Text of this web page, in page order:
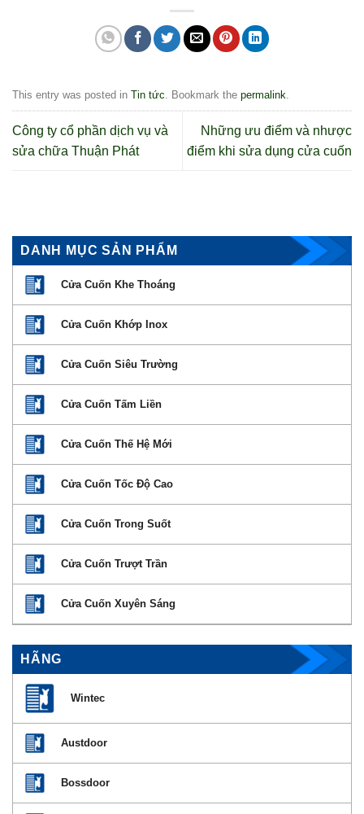
This entry was posted in Tin tức. Bookmark the permalink.
Công ty cổ phần dịch vụ và
sửa chữa Thuận Phát
Những ưu điểm và nhược
điểm khi sửa dụng cửa cuốn
DANH MỤC SẢN PHẨM
Cửa Cuốn Khe Thoáng
Cửa Cuốn Khớp Inox
Cửa Cuốn Siêu Trường
Cửa Cuốn Tấm Liền
Cửa Cuốn Thế Hệ Mới
Cửa Cuốn Tốc Độ Cao
Cửa Cuốn Trong Suốt
Cửa Cuốn Trượt Trần
Cửa Cuốn Xuyên Sáng
HÃNG
Wintec
Austdoor
Bossdoor